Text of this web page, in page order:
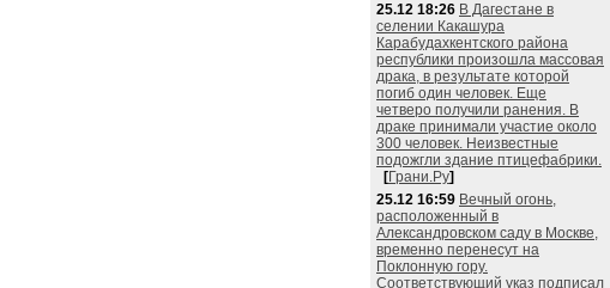
25.12 18:26 В Дагестане в
селении Какашура
Карабудахкентского района
республики произошла массовая
драка, в результате которой
погиб один человек. Еще
четверо получили ранения. В
драке принимали участие около
300 человек. Неизвестные
подожгли здание птицефабрики.
[Грани.Ру]
25.12 16:59 Вечный огонь,
расположенный в
Александровском саду в Москве,
временно перенесут на
Поклонную гору.
Соответствующий указ подписал